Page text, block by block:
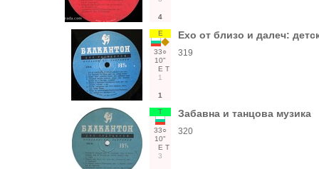
4
Е
33○
10"
Е Т
1
1
Ехо от близо и далеч:
319
Т
33○
10"
Е Т
3
Забавна и танцова музика
320